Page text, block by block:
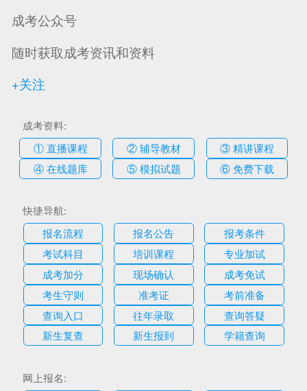
成考公众号
随时获取成考资讯和资料
+关注
成考资料:
① 直播课程
② 辅导教材
③ 精讲课程
④ 在线题库
⑤ 模拟试题 ⑥ 免费下载
快捷导航:
报名流程
报名公告
报考条件
考试科目
培训课程
专业加试
成考加分
现场确认
成考免试
考生守则
准考证
考前准备
查询入口
往年录取
查询答疑
新生复查
新生报到 学籍查询
网上报名: